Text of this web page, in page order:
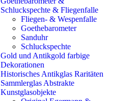
Schluckspechte & Fliegenfalle
Fliegen- & Wespenfalle
Goethebarometer
Sanduhr
Schluckspechte
Gold und Antikgold farbige
Dekorationen
Historisches Antikglas Raritäten
Sammlerglas Abstrakte
Kunstglasobjekte